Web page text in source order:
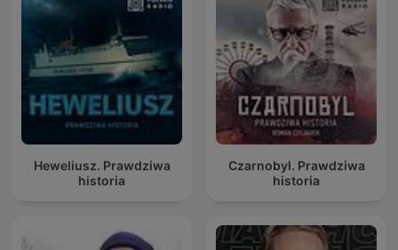
Heweliusz. Prawdziwa
historia
Czarnobyl. Prawdziwa
historia